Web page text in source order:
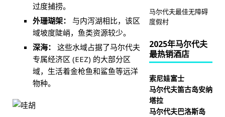
过度捕捞。​
外珊瑚架：
与内泻湖相比，该区
域坡度陡峭，鱼类资源较少。
深海：
这些水域占据了马尔代夫
专属经济区 (EEZ) 的大部分区
域，生活着金枪鱼和鲨鱼等远洋
物种。
马尔代夫最佳无障碍
度假村
2025年马尔代夫
最热销酒店
索尼娃富士
马尔代夫笛古岛安纳
塔拉
马尔代夫巴洛斯岛